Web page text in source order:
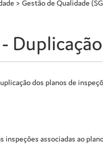
> Gestão de Qualidade
-
dos planos de
inspeções associadas ao